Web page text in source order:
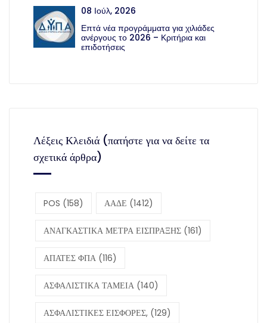
08 Ιούλ, 2026
Επτά νέα προγράμματα για χιλιάδες
ανέργους το 2026 – Κριτήρια και
επιδοτήσεις
Λέξεις Κλειδιά (πατήστε για να δείτε τα
σχετικά άρθρα)
POS (158) ΑΑΔΕ (1412)
ΑΝΑΓΚΑΣΤΙΚΑ ΜΕΤΡΑ ΕΙΣΠΡΑΞΗΣ (161)
ΑΠΑΤΕΣ ΦΠΑ (116)
ΑΣΦΑΛΙΣΤΙΚΑ ΤΑΜΕΙΑ (140)
ΑΣΦΑΛΙΣΤΙΚΕΣ ΕΙΣΦΟΡΕΣ, (129)